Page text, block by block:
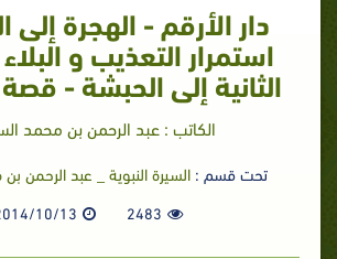
دار الأرقم - الهجرة
استمرار التعذيب و
الثانية إلى الحبشة -
الكاتب : عبد الرحمن بن محمد
تحت قسم : السيرة النبوية _ عبد الرحمن
2483
10/13